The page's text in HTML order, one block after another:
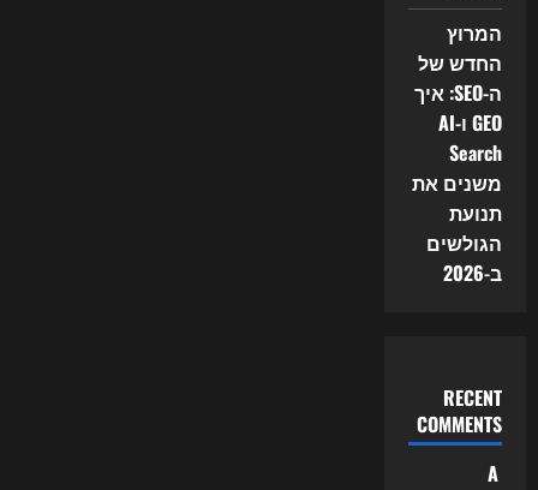
המרוץ
החדש של
ה-SEO: איך
GEO ו-AI
Search
משנים את
תנועת
הגולשים
ב-2026
RECENT
COMMENTS
A